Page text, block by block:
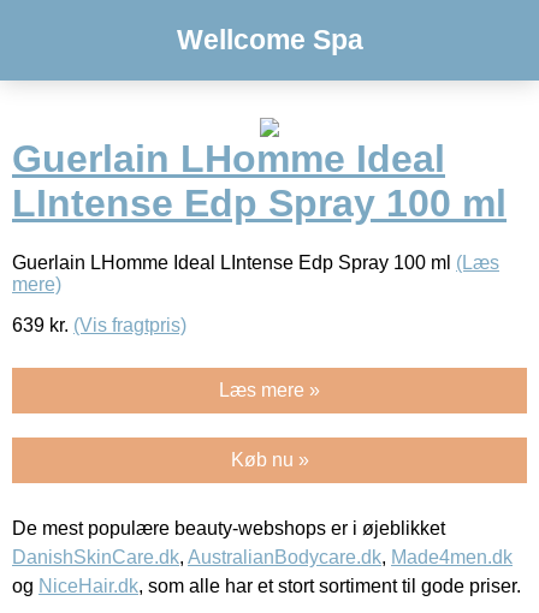
Wellcome Spa
Guerlain LHomme Ideal
LIntense Edp Spray 100 ml
Guerlain LHomme Ideal LIntense Edp Spray 100 ml (Læs
mere)
639 kr. (Vis fragtpris)
Læs mere »
Køb nu »
De mest populære beauty-webshops er i øjeblikket
DanishSkinCare.dk, AustralianBodycare.dk, Made4men.dk
og NiceHair.dk, som alle har et stort sortiment til gode priser.